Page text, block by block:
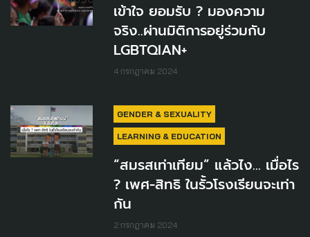
เข้าใจ ยอมรับ ? มองความ
จริง..ผ่านมิติการอยู่ร่วมกับ
LGBTQIAN+
4 กรกฎาคม 2024
GENDER & SEXUALITY
LEARNING & EDUCATION
“สมรสเท่าเทียม” แล้วไง... เมื่อไร
? เพศ-สิทธิ ในรั้วโรงเรียนจะเท่า
กัน
2 กรกฎาคม 2024